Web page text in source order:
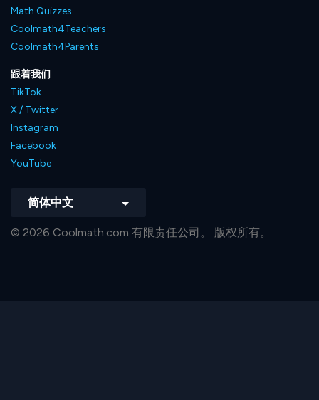
Math Quizzes
Coolmath4Teachers
Coolmath4Parents
跟着我们
TikTok
X / Twitter
Instagram
Facebook
YouTube
简体中文
© 2026 Coolmath.com 有限责任公司。 版权所有。